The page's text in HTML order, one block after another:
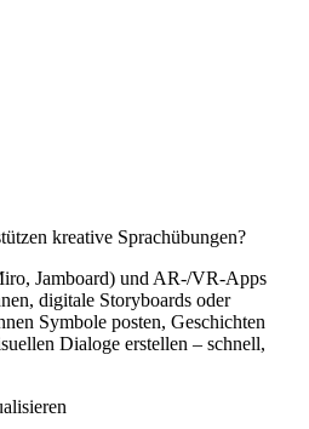
kreative Sprachübungen?
Jamboard) und AR-/VR-Apps
digitale Storyboards oder
Symbole posten, Geschichten
Dialoge erstellen – schnell,